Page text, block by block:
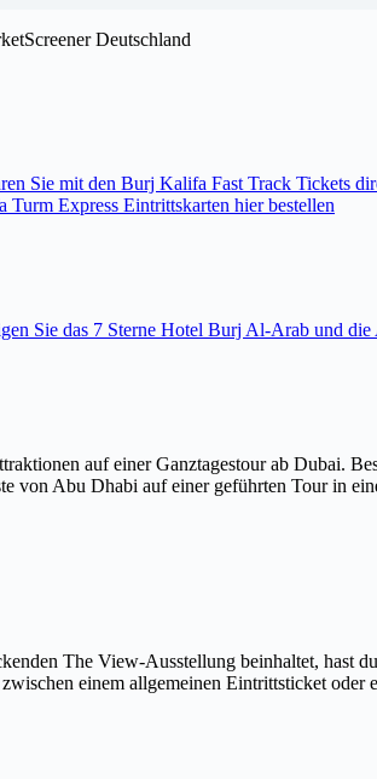
Deutschland
Sie mit den Burj Kalifa Fast Track Tickets
Express Eintrittskarten hier bestellen
Sie das 7 Sterne Hotel Burj Al-Arab und
auf einer Ganztagestour ab Dubai.
von Abu Dhabi auf einer geführten Tour in
The View-Ausstellung beinhaltet, hast
einem allgemeinen Eintrittsticket